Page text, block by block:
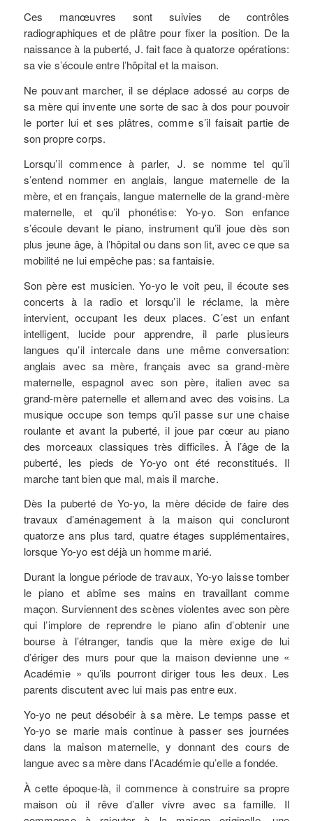
Ces manœuvres sont suivies de contrôles
radiographiques et de plâtre pour fixer la position. De la
naissance à la puberté, J. fait face à quatorze opérations:
sa vie s’écoule entre l’hôpital et la maison.
Ne pouvant marcher, il se déplace adossé au corps de
sa mère qui invente une sorte de sac à dos pour pouvoir
le porter lui et ses plâtres, comme s’il faisait partie de
son propre corps.
Lorsqu’il commence à parler, J. se nomme tel qu’il
s’entend nommer en anglais, langue maternelle de la
mère, et en français, langue maternelle de la grand-mère
maternelle, et qu’il phonétise: Yo-yo. Son enfance
s’écoule devant le piano, instrument qu’il joue dès son
plus jeune âge, à l’hôpital ou dans son lit, avec ce que sa
mobilité ne lui empêche pas: sa fantaisie.
Son père est musicien. Yo-yo le voit peu, il écoute ses
concerts à la radio et lorsqu’il le réclame, la mère
intervient, occupant les deux places. C’est un enfant
intelligent, lucide pour apprendre, il parle plusieurs
langues qu’il intercale dans une même conversation:
anglais avec sa mère, français avec sa grand-mère
maternelle, espagnol avec son père, italien avec sa
grand-mère paternelle et allemand avec des voisins. La
musique occupe son temps qu’il passe sur une chaise
roulante et avant la puberté, il joue par cœur au piano
des morceaux classiques très difficiles. À l’âge de la
puberté, les pieds de Yo-yo ont été reconstitués. Il
marche tant bien que mal, mais il marche.
Dès la puberté de Yo-yo, la mère décide de faire des
travaux d’aménagement à la maison qui concluront
quatorze ans plus tard, quatre étages supplémentaires,
lorsque Yo-yo est déjà un homme marié.
Durant la longue période de travaux, Yo-yo laisse tomber
le piano et abîme ses mains en travaillant comme
maçon. Surviennent des scènes violentes avec son père
qui l’implore de reprendre le piano afin d’obtenir une
bourse à l’étranger, tandis que la mère exige de lui
d’ériger des murs pour que la maison devienne une «
Académie » qu’ils pourront diriger tous les deux. Les
parents discutent avec lui mais pas entre eux.
Yo-yo ne peut désobéir à sa mère. Le temps passe et
Yo-yo se marie mais continue à passer ses journées
dans la maison maternelle, y donnant des cours de
langue avec sa mère dans l’Académie qu’elle a fondée.
À cette époque-là, il commence à construire sa propre
maison où il rêve d’aller vivre avec sa famille. Il